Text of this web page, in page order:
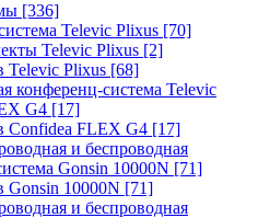
[336]
Televic Plixus [70]
Televic Plixus [2]
Televic Plixus [68]
конференц-система Televic
G4 [17]
Confidea FLEX G4 [17]
и беспроводная
Gonsin 10000N [71]
Gonsin 10000N [71]
и беспроводная